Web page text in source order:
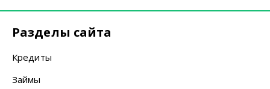
Разделы сайта
Кредиты
Займы